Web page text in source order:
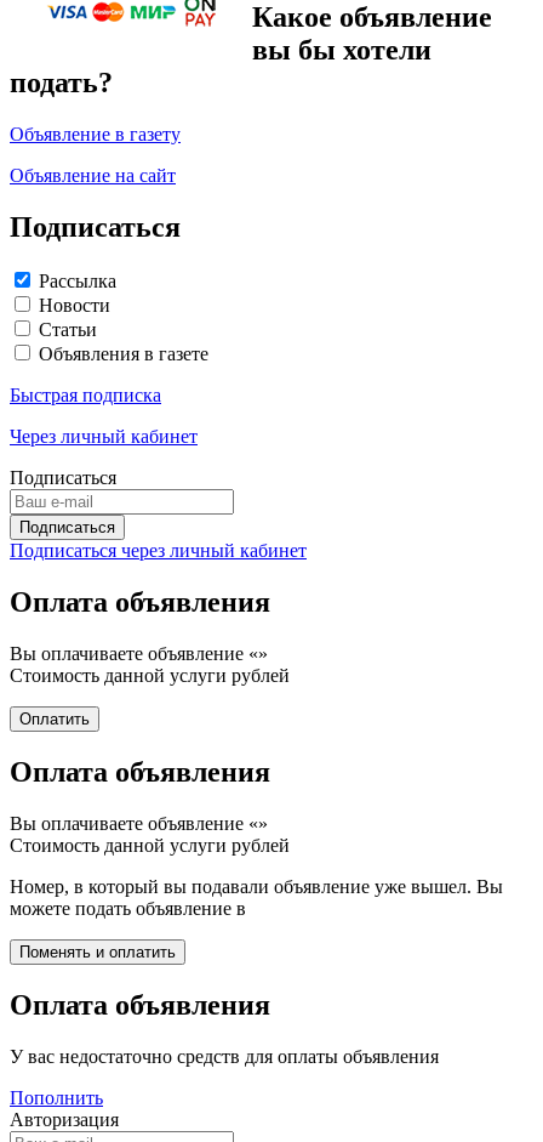
Какое объявление
вы бы хотели
подать?
Объявление в газету
Объявление на сайт
Подписаться
Рассылка
Новости
Статьи
Объявления в газете
Быстрая подписка
Через личный кабинет
Подписаться
Подписаться через личный кабинет
Оплата объявления
Вы оплачиваете объявление «»
Стоимость данной услуги рублей
Оплата объявления
Вы оплачиваете объявление «»
Стоимость данной услуги рублей
Номер, в который вы подавали объявление уже вышел. Вы
можете подать объявление в
Оплата объявления
У вас недостаточно средств для оплаты объявления
Пополнить
Авторизация